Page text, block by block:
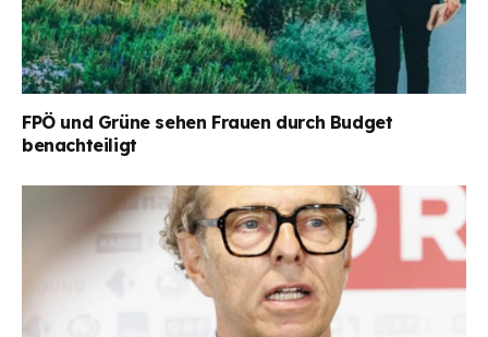
FPÖ und Grüne sehen Frauen durch Budget
benachteiligt